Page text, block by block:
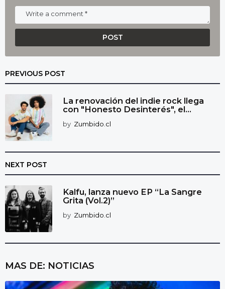
PREVIOUS POST
La renovación del indie rock llega
con "Honesto Desinterés", el...
by Zumbido.cl
NEXT POST
Kalfu, lanza nuevo EP “La Sangre
Grita (Vol.2)”
by Zumbido.cl
MAS DE: NOTICIAS